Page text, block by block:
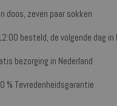
doos, zeven paar sokken
besteld, de volgende dag in
bezorging in Nederland
% Tevredenheidsgarantie